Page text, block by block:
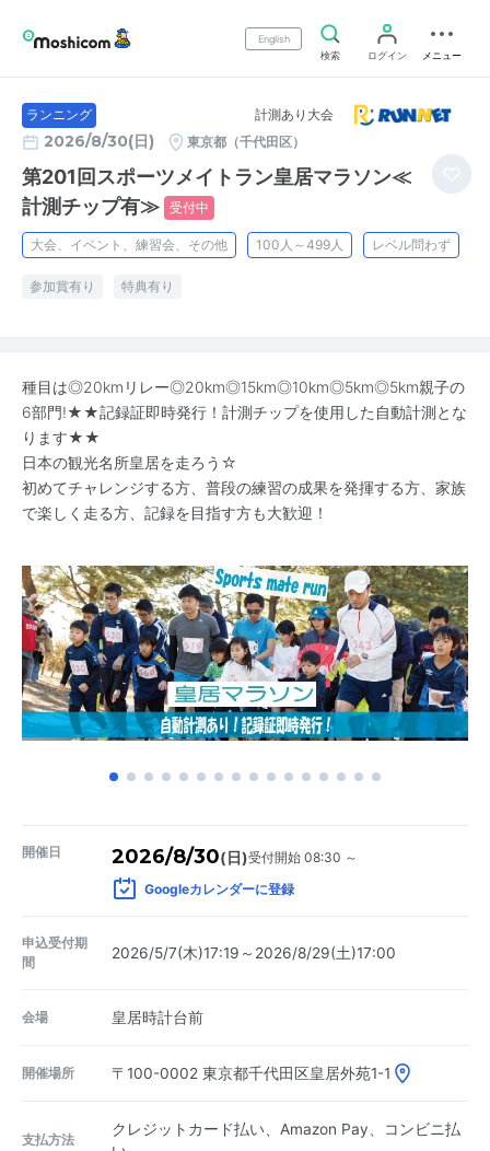
English
検索
ログイン メニュー
ランニング 計測あり大会
2026/8/30(日) 東京都（千代田区）
第201回スポーツメイトラン皇居マラソン≪
計測チップ有≫ 受付中
大会、イベント、練習会、その他 100人～499人 レベル問わず
参加賞有り 特典有り
種目は◎20kmリレー◎20km◎15km◎10km◎5km◎5km親子の
6部門!★★記録証即時発行！計測チップを使用した自動計測とな
ります★★
日本の観光名所皇居を走ろう☆
初めてチャレンジする方、普段の練習の成果を発揮する方、家族
で楽しく走る方、記録を目指す方も大歓迎！
開催日 2026/8/30(日)受付開始 08:30 ～
Googleカレンダーに登録
申込受付期
間
2026/5/7(木)17:19～2026/8/29(土)17:00
会場 皇居時計台前
開催場所 〒100-0002 東京都千代田区皇居外苑1-1
支払方法
クレジットカード払い、Amazon Pay、コンビニ払